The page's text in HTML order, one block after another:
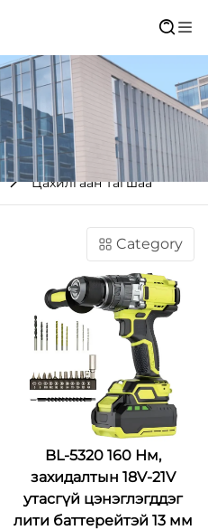
Цахилгаан Тагшаа
Category
BL-5320 160 Нм,
захидалтын 18V-21V
утасгүй цэнэглэгддэг
лити баттерейтэй 13 мм